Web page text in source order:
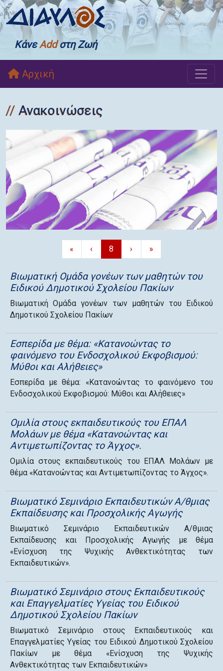
ΚάνεAddστη Ζωή
Αρχική
Ανακοινώσεις
« ‹ 8 › »
Βιωματική Ομάδα γονέων των μαθητών του
Ειδικού Δημοτικού Σχολείου Πακίων
Βιωματική Ομάδα γονέων των μαθητών του Ειδικού
Δημοτικού Σχολείου Πακίων
Εσπερίδα με θέμα: «Κατανοώντας το
φαινόμενο του Ενδοσχολικού Εκφοβισμού:
Μύθοι και Αλήθειες»
Εσπερίδα με θέμα: «Κατανοώντας το φαινόμενο του
Ενδοσχολικού Εκφοβισμού: Μύθοι και Αλήθειες»
Ομιλία στους εκπαιδευτικούς του ΕΠΑΛ
Μολάων με θέμα «Κατανοώντας και
Αντιμετωπίζοντας το Άγχος».
Ομιλία στους εκπαιδευτικούς του ΕΠΑΛ Μολάων με
θέμα «Κατανοώντας και Αντιμετωπίζοντας το Άγχος».
Βιωματικό Σεμινάριο Εκπαιδευτικών Α/θμιας
Εκπαίδευσης και Προσχολικής Αγωγής
Βιωματικό Σεμινάριο Εκπαιδευτικών Α/θμιας
Εκπαίδευσης και Προσχολικής Αγωγής με θέμα
«Ενίσχυση της Ψυχικής Ανθεκτικότητας των
Εκπαιδευτικών».
Βιωματικό Σεμινάριο στους Εκπαιδευτικούς
και Επαγγελματίες Υγείας του Ειδικού
Δημοτικού Σχολείου Πακίων
Βιωματικό Σεμινάριο στους Εκπαιδευτικούς και
Επαγγελματίες Υγείας του Ειδικού Δημοτικού Σχολείου
Πακίων με θέμα «Ενίσχυση της Ψυχικής
Ανθεκτικότητας των Εκπαιδευτικών»